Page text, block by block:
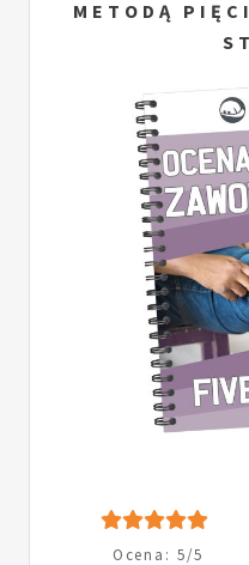
METODĄ
Ocena: 5/5